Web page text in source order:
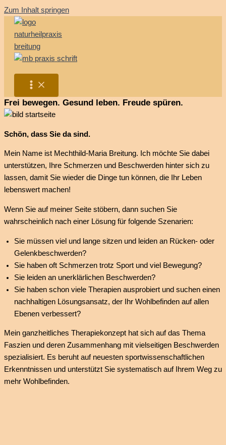
Zum Inhalt springen
Frei bewegen. Gesund leben. Freude spüren.
Schön, dass Sie da sind.
Mein Name ist Mechthild-Maria Breitung. Ich möchte Sie dabei
unterstützen, Ihre Schmerzen und Beschwerden hinter sich zu
lassen, damit Sie wieder die Dinge tun können, die Ihr Leben
lebenswert machen!
Wenn Sie auf meiner Seite stöbern, dann suchen Sie
wahrscheinlich nach einer Lösung für folgende Szenarien:
Sie müssen viel und lange sitzen und leiden an Rücken- oder
Gelenkbeschwerden?
Sie haben oft Schmerzen trotz Sport und viel Bewegung?
Sie leiden an unerklärlichen Beschwerden?
Sie haben schon viele Therapien ausprobiert und suchen einen
nachhaltigen Lösungsansatz, der Ihr Wohlbefinden auf allen
Ebenen verbessert?
Mein ganzheitliches Therapiekonzept hat sich auf das Thema
Faszien und deren Zusammenhang mit vielseitigen Beschwerden
spezialisiert. Es beruht auf neuesten sportwissenschaftlichen
Erkenntnissen und unterstützt Sie systematisch auf Ihrem Weg zu
mehr Wohlbefinden.